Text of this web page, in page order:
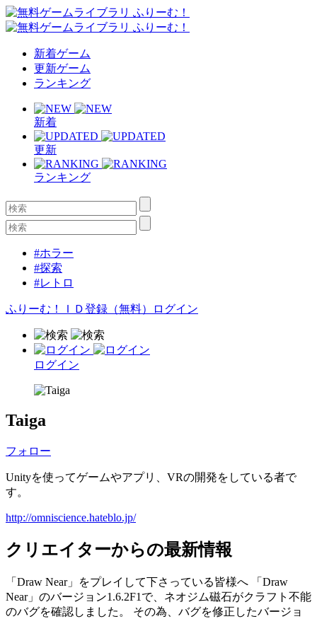
新着ゲーム
更新ゲーム
ランキング
新着
更新
ランキング
#ホラー
#探索
#レトロ
ふりーむ！ＩＤ登録（無料） ログイン
ログイン
Taiga
フォロー
Unityを使ってゲームやアプリ、VRの開発をしている者で
す。
http://omniscience.hateblo.jp/
クリエイターからの最新情報
「Draw Near」をプレイして下さっている皆様へ 「Draw
Near」のバージョン1.6.2F1で、ネオジム磁石がクラフト不能
のバグを確認しました。 その為、バグを修正したバージョ